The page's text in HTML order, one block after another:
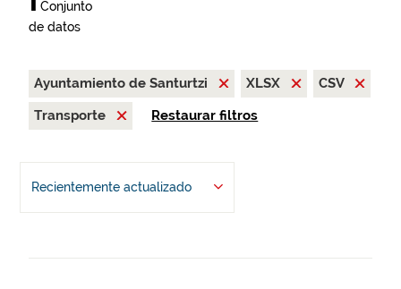
Conjunto
de datos
Ayuntamiento de Santurtzi XLSX
CSV
Transporte
Restaurar filtros
Recientemente actualizado